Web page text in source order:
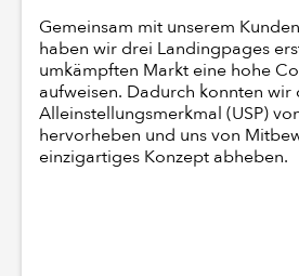
Gemeinsam mit unserem
haben wir drei Landingpages
umkämpften Markt eine hohe
aufweisen. Dadurch konnten wir
Alleinstellungsmerkmal (USP)
hervorheben und uns von
einzigartiges Konzept abheben.